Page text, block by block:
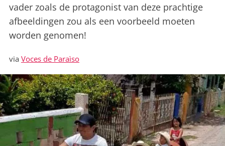
vader zoals de protagonist van deze prachtige
afbeeldingen zou als een voorbeeld moeten
worden genomen!
via Voces de Paraìso